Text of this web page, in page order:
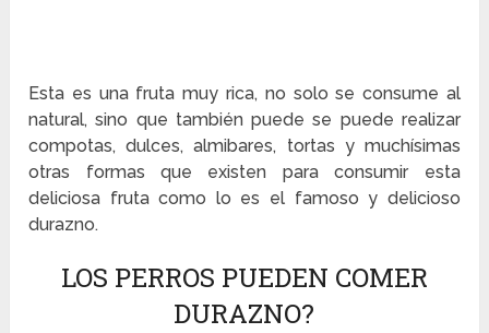
Esta es una fruta muy rica, no solo se consume al
natural, sino que también puede se puede realizar
compotas, dulces, almibares, tortas y muchísimas
otras formas que existen para consumir esta
deliciosa fruta como lo es el famoso y delicioso
durazno.
LOS PERROS PUEDEN COMER
DURAZNO?